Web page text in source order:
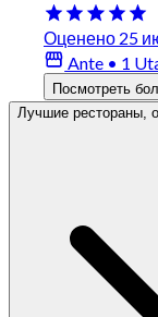
Оценено 25
Ante • 1
Посмотреть
Лучшие рестораны,